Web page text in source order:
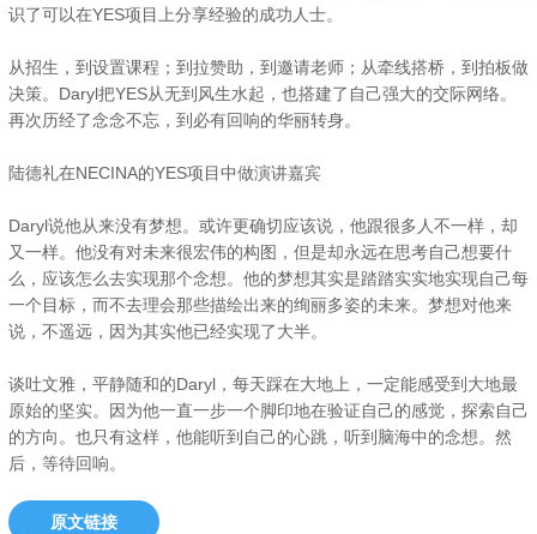
识了可以在YES项目上分享经验的成功人士。
从招生，到设置课程；到拉赞助，到邀请老师；从牵线搭桥，到拍板做
决策。Daryl把YES从无到风生水起，也搭建了自己强大的交际网络。
再次历经了念念不忘，到必有回响的华丽转身。
陆德礼在NECINA的YES项目中做演讲嘉宾
Daryl说他从来没有梦想。或许更确切应该说，他跟很多人不一样，却
又一样。他没有对未来很宏伟的构图，但是却永远在思考自己想要什
么，应该怎么去实现那个念想。他的梦想其实是踏踏实实地实现自己每
一个目标，而不去理会那些描绘出来的绚丽多姿的未来。梦想对他来
说，不遥远，因为其实他已经实现了大半。
谈吐文雅，平静随和的Daryl，每天踩在大地上，一定能感受到大地最
原始的坚实。因为他一直一步一个脚印地在验证自己的感觉，探索自己
的方向。也只有这样，他能听到自己的心跳，听到脑海中的念想。然
后，等待回响。
原文链接